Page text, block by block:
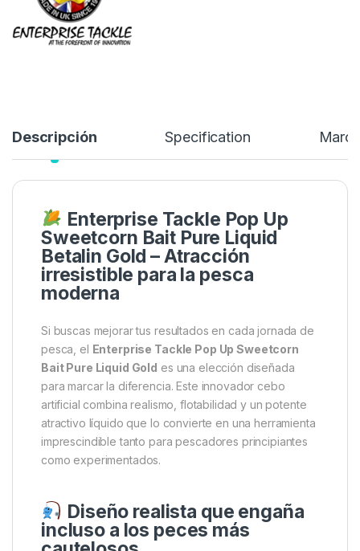
4,50€
Descripción Specification
Enterprise Tackle Pop Up
Sweetcorn Bait Pure Liquid
Betalin Gold – Atracción
irresistible para la pesca
Si buscas mejorar tus resultados en cada jornada de
pesca, elEnterprise Tackle Pop Up Sweetcorn